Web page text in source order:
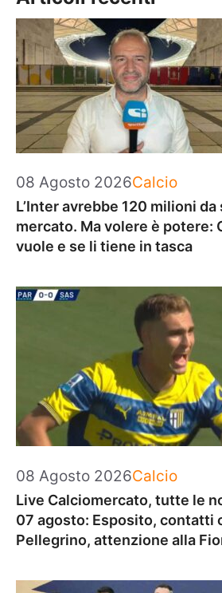
08 Agosto 2026Categorie
Calcio
L’Inter avrebbe 120 milioni
mercato. Ma volere è potere:
vuole e se li tiene in tasca
08 Agosto 2026Categorie
Calcio
Live Calciomercato, tutte le
07 agosto: Esposito, contatti
Pellegrino, attenzione alla